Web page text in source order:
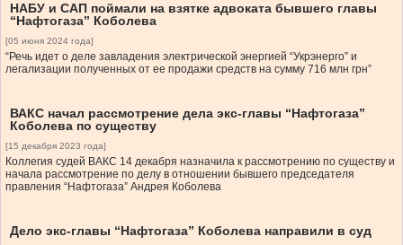
НАБУ и САП поймали на взятке адвоката бывшего главы
“Нафтогаза” Коболева
[05 июня 2024 года]
“Речь идет о деле завладения электрической энергией “Укрэнерго” и
легализации полученных от ее продажи средств на сумму 716 млн грн”
ВАКС начал рассмотрение дела экс-главы “Нафтогаза”
Коболева по существу
[15 декабря 2023 года]
Коллегия судей ВАКС 14 декабря назначила к рассмотрению по существу и
начала рассмотрение по делу в отношении бывшего председателя
правления “Нафтогаза” Андрея Коболева
Дело экс-главы “Нафтогаза” Коболева направили в суд